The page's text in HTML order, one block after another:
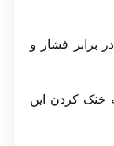
برابر فشار و
خنک کردن این